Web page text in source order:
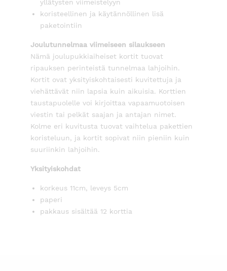
yllätysten viimeistelyyn
koristeellinen ja käytännöllinen lisä
paketointiin
Joulutunnelmaa viimeiseen silaukseen
Nämä joulupukkiaiheiset kortit tuovat
ripauksen perinteistä tunnelmaa lahjoihin.
Kortit ovat yksityiskohtaisesti kuvitettuja ja
viehättävät niin lapsia kuin aikuisia. Korttien
taustapuolelle voi kirjoittaa vapaamuotoisen
viestin tai pelkät saajan ja antajan nimet.
Kolme eri kuvitusta tuovat vaihtelua pakettien
koristeluun, ja kortit sopivat niin pieniin kuin
suuriinkin lahjoihin.
Yksityiskohdat
korkeus 11cm, leveys 5cm
paperi
pakkaus sisältää 12 korttia